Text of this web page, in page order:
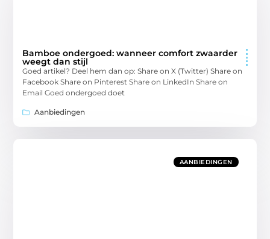
Bamboe ondergoed: wanneer comfort zwaarder
weegt dan stijl
Goed artikel? Deel hem dan op: Share on X (Twitter) Share on
Facebook Share on Pinterest Share on LinkedIn Share on
Email Goed ondergoed doet
Aanbiedingen
AANBIEDINGEN